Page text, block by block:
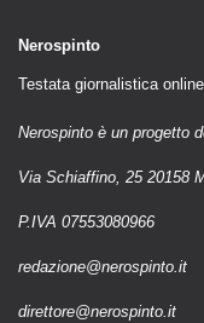
Nerospinto
Testata giornalistica
Nerospinto è un progetto
Via Schiaffino, 25 20158
P.IVA 07553080966
redazione@nerospinto.it
direttore@nerospinto.it